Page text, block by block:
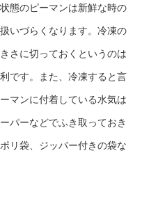
態のピーマンは新鮮な時の
いづらくなります。冷凍の
さに切っておくというのは
です。また、冷凍すると言
マンに付着している水気は
パーなどでふき取っておき
リ袋、ジッパー付きの袋な